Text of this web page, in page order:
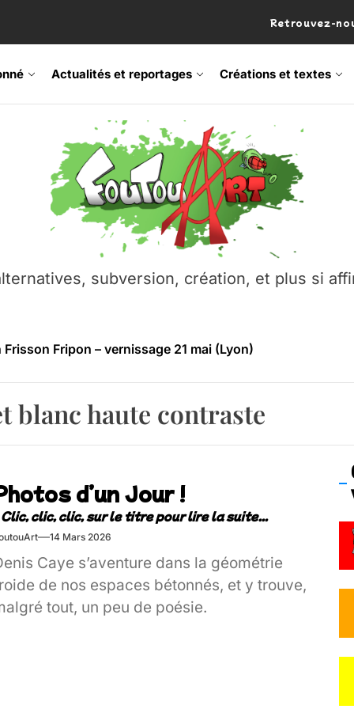
Retrouvez-
Actualités et reportages Créations et textes
subversion, création, et plus si
Fripon – vernissage 21 mai (Lyon)
Festival – Samedi 18 juillet (Vaulx-en-Velin)
– Ŝtono, un livre réalisé par Michaël Moretti & Pierre
contre l’A412 à l’Établi (Haute-Savoie)
Fripon – vernissage 21 mai (Lyon)
Festival – Samedi 18 juillet (Vaulx-en-Velin)
blanc haute contraste
d’un Jour !
14 Mars 2026
Caye s’aventure dans la géométrie
de nos espaces bétonnés, et y trouve,
tout, un peu de poésie.